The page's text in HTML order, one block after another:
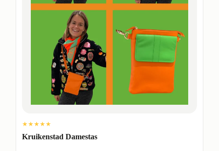
★★★★★
Kruikenstad Damestas